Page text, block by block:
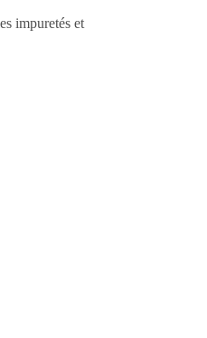
impuretés et